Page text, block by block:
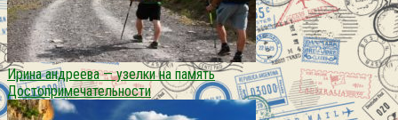
Ирина андреева — узелки на память
Достопримечательности